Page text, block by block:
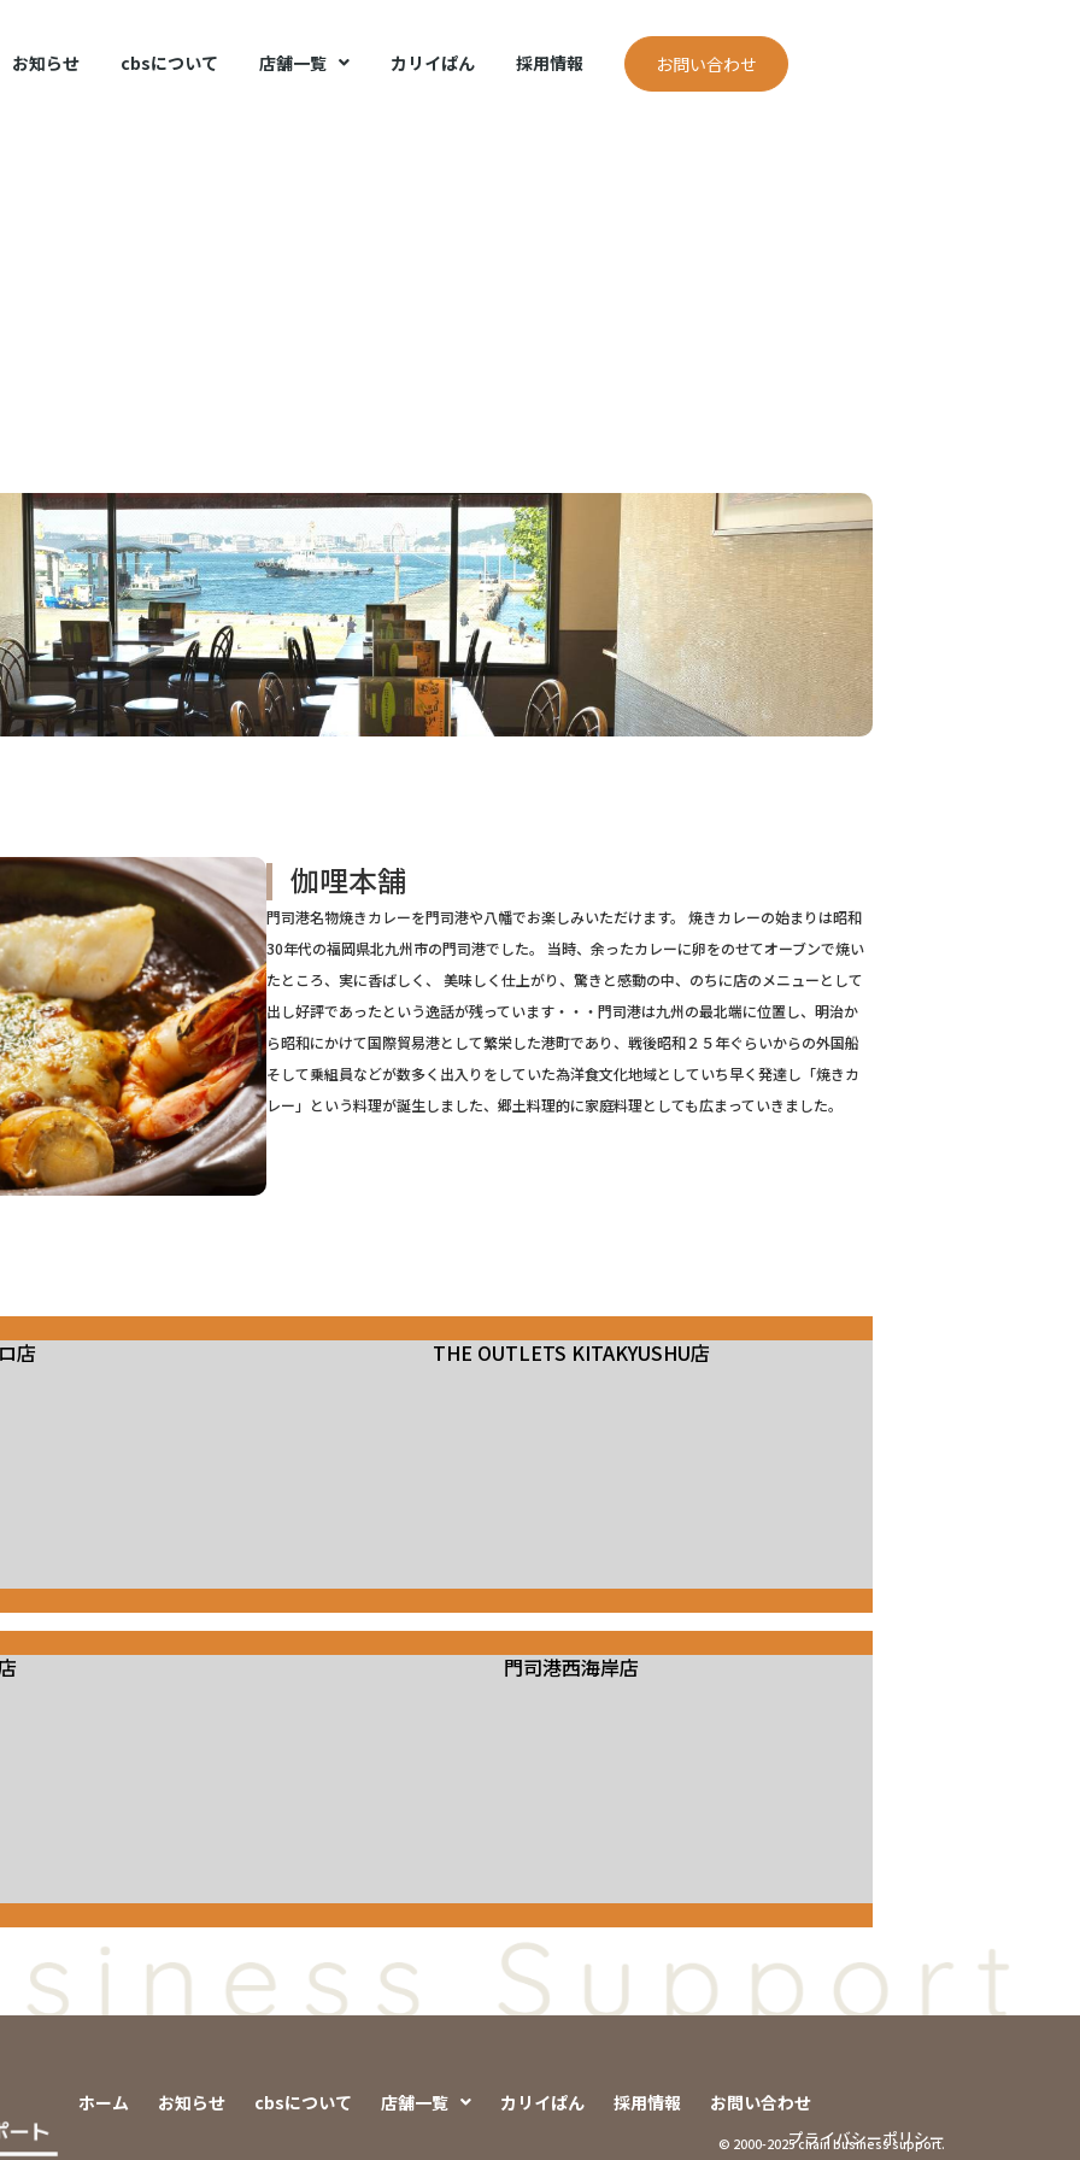
お知らせ cbsについて 店舗一覧 カリイぱん 採用情報 お問い合わせ
伽哩本舗
門司港名物焼きカレーを門司港や八幡でお楽しみいただけます。 焼きカレーの始まりは昭和
30年代の福岡県北九州市の門司港でした。 当時、余ったカレーに卵をのせてオーブンで焼い
たところ、実に香ばしく、 美味しく仕上がり、驚きと感動の中、のちに店のメニューとして
出し好評であったという逸話が残っています・・・門司港は九州の最北端に位置し、明治か
ら昭和にかけて国際貿易港として繁栄した港町であり、戦後昭和２５年ぐらいからの外国船
そして乗組員などが数多く出入りをしていた為洋食文化地域としていち早く発達し「焼きカ
レー」という料理が誕生しました、郷土料理的に家庭料理としても広まっていきました。
店 THE OUTLETS KITAKYUSHU店
門司港西海岸店
ホーム お知らせ cbsについて 店舗一覧 カリイぱん 採用情報 お問い合わせ
プライバシーポリシー
© 2000-2025 chain business support️.